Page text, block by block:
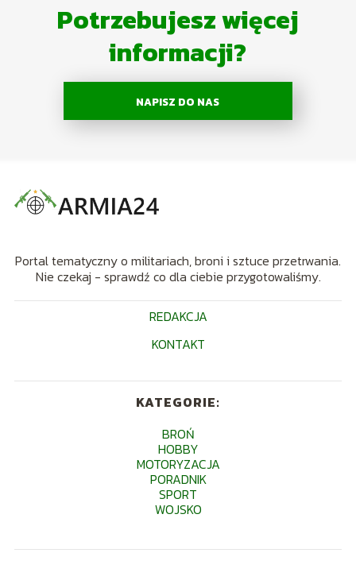
Potrzebujesz więcej
informacji?
NAPISZ DO NAS
Portal tematyczny o militariach, broni i sztuce przetrwania.
Nie czekaj - sprawdź co dla ciebie przygotowaliśmy.
REDAKCJA
KONTAKT
KATEGORIE:
BROŃ
HOBBY
MOTORYZACJA
PORADNIK
SPORT
WOJSKO